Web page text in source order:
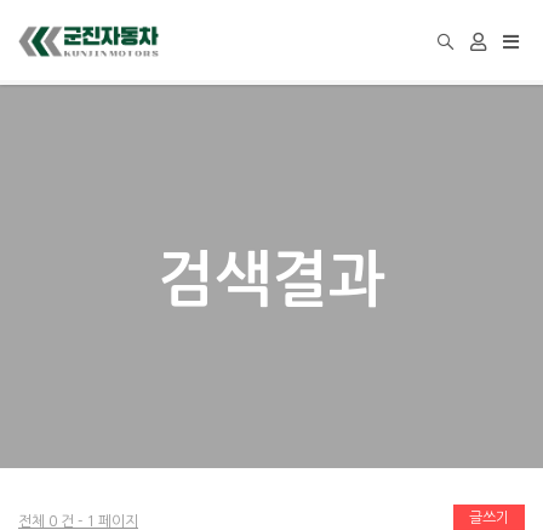
검색결과
전체 0 건 - 1 페이지 글쓰기